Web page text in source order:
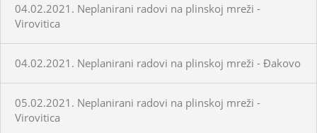
04.02.2021. Neplanirani radovi na plinskoj mreži -
Virovitica
04.02.2021. Neplanirani radovi na plinskoj mreži - Đakovo
05.02.2021. Neplanirani radovi na plinskoj mreži -
Virovitica